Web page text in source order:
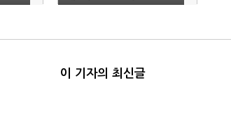
이 기자의 최신글